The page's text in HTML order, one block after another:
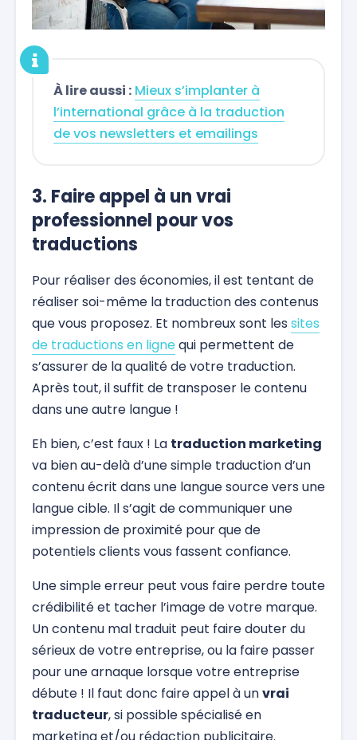
À lire aussi : Mieux s’implanter à
l’international grâce à la traduction
de vos newsletters et emailings
3. Faire appel à un vrai
professionnel pour vos
traductions
Pour réaliser des économies, il est tentant de
réaliser soi-même la traduction des contenus
que vous proposez. Et nombreux sont les sites
de traductions en lignequi permettent de
s’assurer de la qualité de votre traduction.
Après tout, il suffit de transposer le contenu
dans une autre langue !
Eh bien, c’est faux ! La traduction marketing
va bien au-delà d’une simple traduction d’un
contenu écrit dans une langue source vers une
langue cible. Il s’agit de communiquer une
impression de proximité pour que de
potentiels clients vous fassent confiance.
Une simple erreur peut vous faire perdre toute
crédibilité et tacher l’image de votre marque.
Un contenu mal traduit peut faire douter du
sérieux de votre entreprise, ou la faire passer
pour une arnaque lorsque votre entreprise
débute ! Il faut donc faire appel à unvrai
traducteur, si possible spécialisé en